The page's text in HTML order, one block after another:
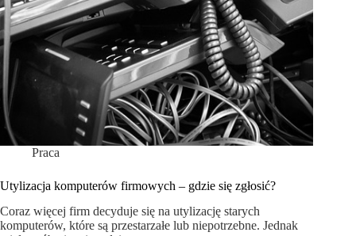
Praca
Utylizacja komputerów firmowych – gdzie się zgłosić?
Coraz więcej firm decyduje się na utylizację starych
komputerów, które są przestarzałe lub niepotrzebne. Jednak